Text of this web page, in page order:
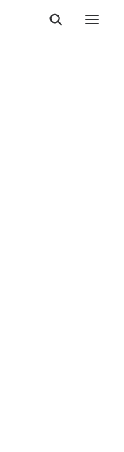
déplacements
du quotidien ou
dans des
ou
et l’espace